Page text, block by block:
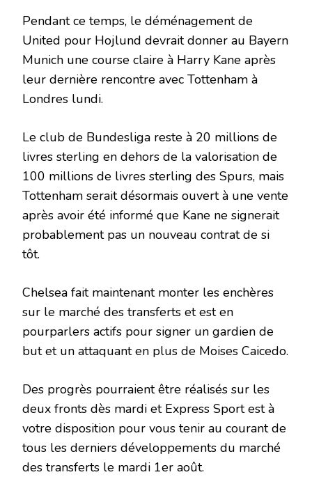
Pendant ce temps, le déménagement de
United pour Hojlund devrait donner au Bayern
Munich une course claire à Harry Kane après
leur dernière rencontre avec Tottenham à
Londres lundi.
Le club de Bundesliga reste à 20 millions de
livres sterling en dehors de la valorisation de
100 millions de livres sterling des Spurs, mais
Tottenham serait désormais ouvert à une vente
après avoir été informé que Kane ne signerait
probablement pas un nouveau contrat de si
tôt.
Chelsea fait maintenant monter les enchères
sur le marché des transferts et est en
pourparlers actifs pour signer un gardien de
but et un attaquant en plus de Moises Caicedo.
Des progrès pourraient être réalisés sur les
deux fronts dès mardi et Express Sport est à
votre disposition pour vous tenir au courant de
tous les derniers développements du marché
des transferts le mardi 1er août.